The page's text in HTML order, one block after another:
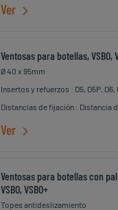
Ver
Ventosas para botellas, VSBO,
Ø 40 x 95mm
Insertos y refuerzos : D5, D5P, D6,
Distancias de fijación : Distancia
Ver
Ventosas para botellas con
VSBO, VSBO+
Topes antideslizamiento